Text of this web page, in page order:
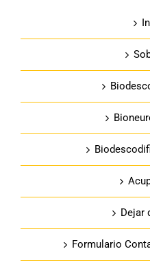
Dejar
Formulario